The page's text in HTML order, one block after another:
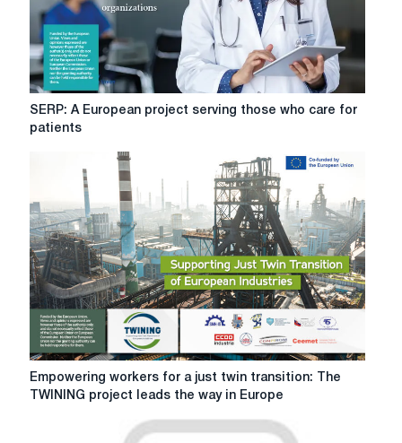
SERP:
who
care
for
patients
SERP: A European project serving those who care for
patients
Empowering
workers
Empowering workers for a just twin transition: The
TWINING project leads the way in Europe